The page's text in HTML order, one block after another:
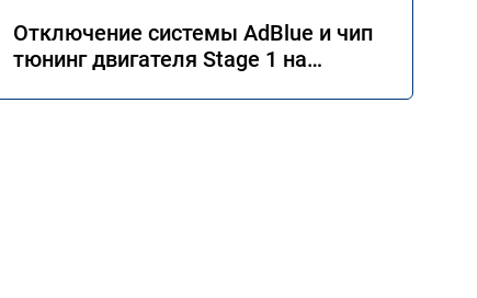
Отключение системы AdBlue и чип
тюнинг двигателя Stage 1 на